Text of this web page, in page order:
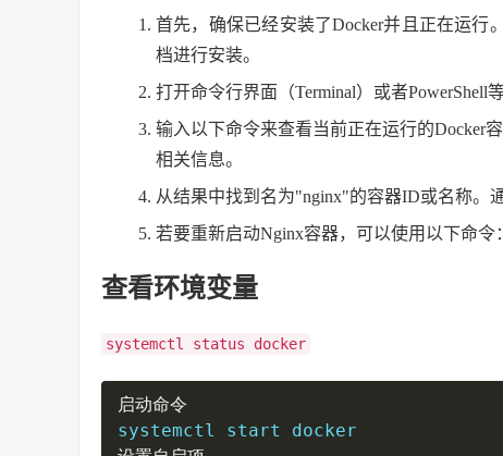
首先，确保已经安装了Docker并且正在运
档进行安装。
打开命令行界面（Terminal）或者PowerShell等
输入以下命令来查看当前正在运行的Docker容
相关信息。
从结果中找到名为"nginx"的容器ID或名称。
若要重新启动Nginx容器，可以使用以下命令：
查看环境变量
systemctl status docker
启动命令